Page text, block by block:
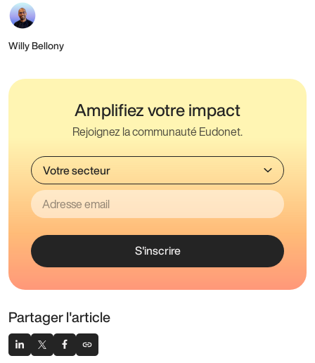
Amplifiez votre impact
Rejoignez la communauté Eudonet.
S'inscrire
Partager l'article
Willy Bellony